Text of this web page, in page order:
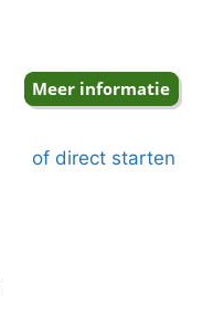
of direct starten